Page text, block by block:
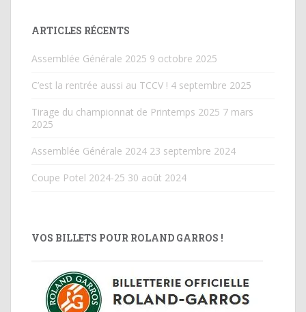
ARTICLES RÉCENTS
Assemblée Générale 2025 9 octobre 2025
C’est la rentrée aussi au TCCV ! 4 septembre 2025
Tirage du championnat de Printemps 2025 7 mars
2025
Assemblée Générale 2024 23 septembre 2024
Coupe Potel 2024-25 30 août 2024
VOS BILLETS POUR ROLAND GARROS !